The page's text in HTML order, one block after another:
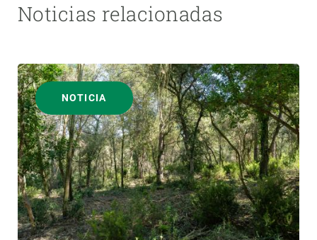
Noticias relacionadas
NOTICIA